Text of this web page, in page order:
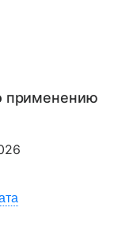
применению